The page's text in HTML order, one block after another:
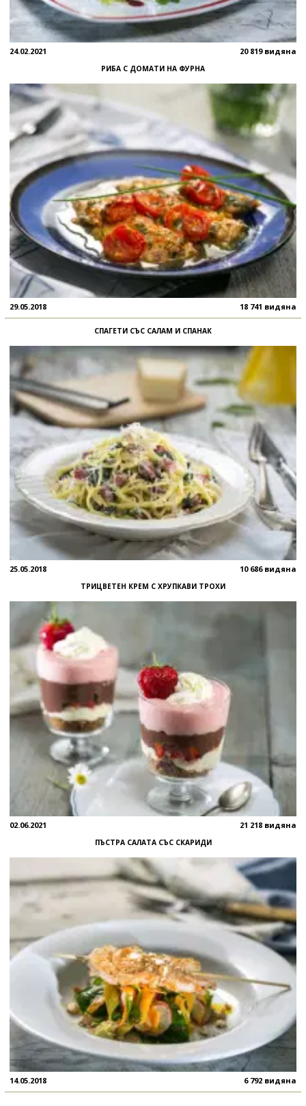
24.02.2021 20 819 видяна
РИБА С ДОМАТИ НА ФУРНА
29.05.2018 18 741 видяна
СПАГЕТИ СЪС САЛАМ И СПАНАК
25.05.2018 10 686 видяна
ТРИЦВЕТЕН КРЕМ С ХРУПКАВИ ТРОХИ
02.06.2021 21 218 видяна
ПЪСТРА САЛАТА СЪС СКАРИДИ
14.05.2018 6 792 видяна